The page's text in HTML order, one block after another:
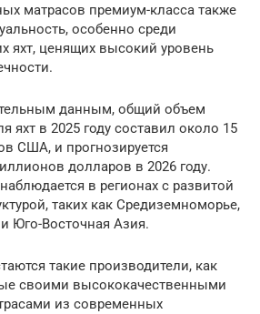
матрасов премиум-класса также
особенно среди
яхт, ценящих высокий уровень
данным, общий объем
яхт в 2025 году составил около 15
США, и прогнозируется
долларов в 2026 году.
в регионах с развитой
таких как Средиземноморье,
Юго-Восточная Азия.
такие производители, как
своими высококачественными
из современных